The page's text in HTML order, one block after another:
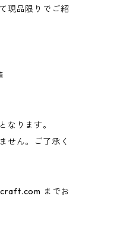
現品限りでご紹
なります。
せん。ご了承く
までお